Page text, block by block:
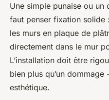
Une simple punaise ou
faut penser fixation solide
les murs en plaque de
directement dans le mur
L’installation doit être
bien plus qu’un
esthétique.